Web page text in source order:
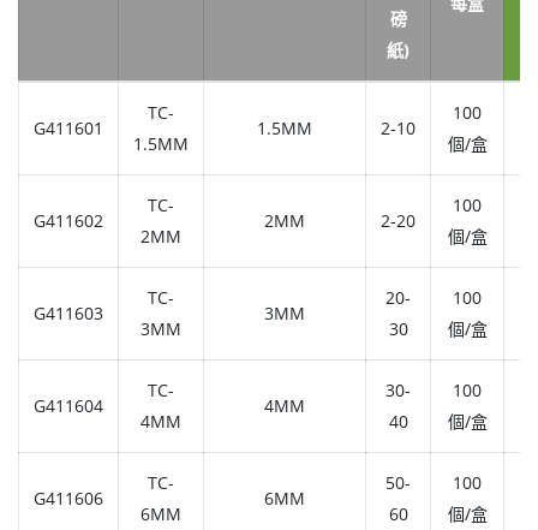
磅
紙)
G411601
TC-
1.5MM
1.5MM 2-10
100
個/盒
G411602
TC-
2MM
2MM 2-20
100
個/盒
G411603
TC-
3MM
3MM
20-
30
100
個/盒
G411604
TC-
4MM
4MM
30-
40
100
個/盒
G411606
TC-
6MM
6MM
50-
60
100
個/盒